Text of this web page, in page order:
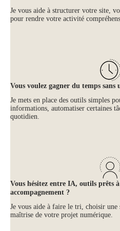
Je vous aide à structurer votre site,
pour rendre votre activité
Vous voulez gagner du temps sans
Je mets en place des outils simples
informations, automatiser certaines
quotidien.
Vous hésitez entre IA, outils prêts
accompagnement ?
Je vous aide à faire le tri, choisir
maîtrise de votre projet numérique.